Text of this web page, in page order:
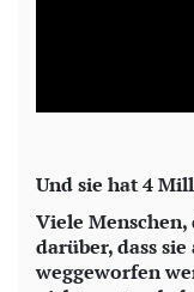
Und sie hat 4
Viele
darüber, dass
weggeworfen